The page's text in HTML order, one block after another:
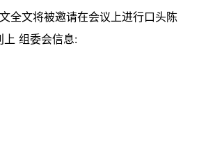
全文将被邀请在会议上进行口头陈
上 组委会信息: